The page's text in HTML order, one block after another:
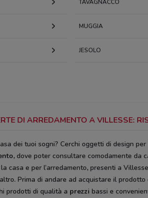
TAVAGNACCO
MUGGIA
JESOLO
DI ARREDAMENTO A VILLESSE:
dei tuoi sogni? Cerchi oggetti di design
, dove poter consultare comodamente da
casa e per l’arredamento, presenti a
Prima di andare ad acquistare il prodotto
prodotti di qualità a prezzi bassi e